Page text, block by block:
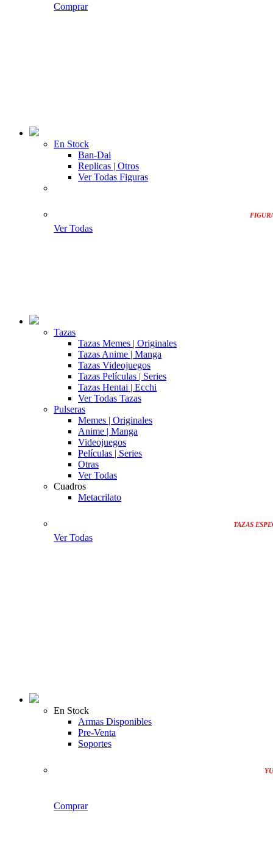
Comprar
En Stock
Ban-Dai
Replicas | Otros
Ver Todas Figuras
Ver Todas
Tazas
Tazas Memes | Originales
Tazas Anime | Manga
Tazas Videojuegos
Tazas Películas | Series
Tazas Hentai | Ecchi
Ver Todas Tazas
Pulseras
Memes | Originales
Anime | Manga
Videojuegos
Películas | Series
Otras
Ver Todas
Cuadros
Metacrilato
TAZAS
Ver Todas
En Stock
Armas Disponibles
Pre-Venta
Soportes
Comprar